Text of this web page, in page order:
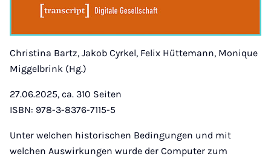
Christina Bartz, Jakob Cyrkel, Felix Hüttemann, Monique
Miggelbrink (Hg.)
27.06.2025, ca. 310 Seiten
ISBN: 978-3-8376-7115-5
Unter welchen historischen Bedingungen und mit
welchen Auswirkungen wurde der Computer zum